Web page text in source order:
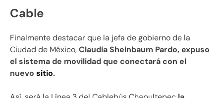
Cable
Finalmente destacar que la jefa de gobierno de la
Ciudad de México,Claudia Sheinbaum Pardo, expuso
el sistema de movilidad que conectará con el
nuevo sitio.